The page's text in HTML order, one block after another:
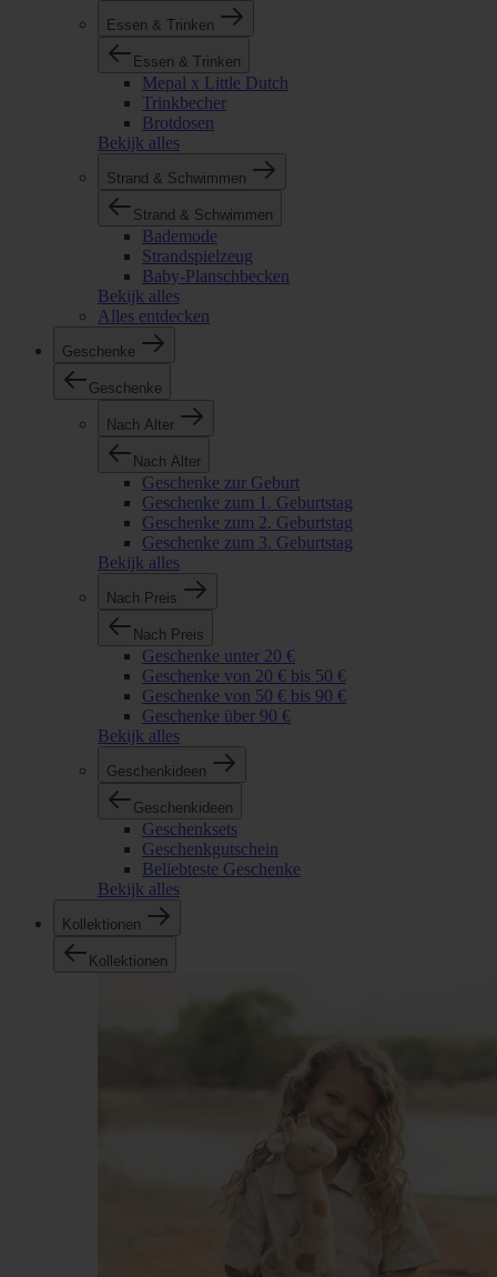
Essen & Trinken
Essen & Trinken
Mepal x Little Dutch
Trinkbecher
Brotdosen
Bekijk alles
Strand & Schwimmen
Strand & Schwimmen
Bademode
Strandspielzeug
Baby-Planschbecken
Bekijk alles
Alles entdecken
Geschenke
Geschenke
Nach Alter
Nach Alter
Geschenke zur Geburt
Geschenke zum 1. Geburtstag
Geschenke zum 2. Geburtstag
Geschenke zum 3. Geburtstag
Bekijk alles
Nach Preis
Nach Preis
Geschenke unter 20 €
Geschenke von 20 € bis 50 €
Geschenke von 50 € bis 90 €
Geschenke über 90 €
Bekijk alles
Geschenkideen
Geschenkideen
Geschenksets
Geschenkgutschein
Beliebteste Geschenke
Bekijk alles
Kollektionen
Kollektionen